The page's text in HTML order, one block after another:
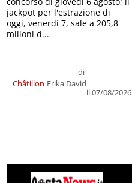
Châtillon
di
Erika David
il 07/08/2026
jackpot per l'estrazione di
oggi, venerdì 7, sale a 205,8
milioni d...